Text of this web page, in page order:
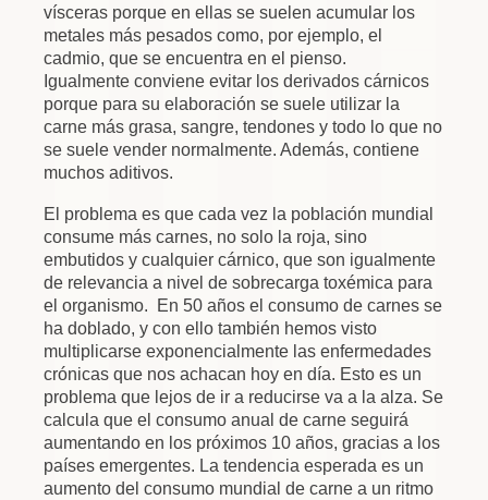
vísceras porque en ellas se suelen acumular los
metales más pesados como, por ejemplo, el
cadmio, que se encuentra en el pienso.
Igualmente conviene evitar los derivados cárnicos
porque para su elaboración se suele utilizar la
carne más grasa, sangre, tendones y todo lo que no
se suele vender normalmente. Además, contiene
muchos aditivos.
El problema es que cada vez la población mundial
consume más carnes, no solo la roja, sino
embutidos y cualquier cárnico, que son igualmente
de relevancia a nivel de sobrecarga toxémica para
el organismo. En 50 años el consumo de carnes se
ha doblado, y con ello también hemos visto
multiplicarse exponencialmente las enfermedades
crónicas que nos achacan hoy en día. Esto es un
problema que lejos de ir a reducirse va a la alza. Se
calcula que el consumo anual de carne seguirá
aumentando en los próximos 10 años, gracias a los
países emergentes. La tendencia esperada es un
aumento del consumo mundial de carne a un ritmo